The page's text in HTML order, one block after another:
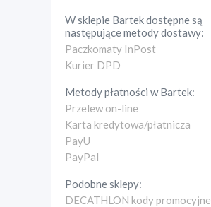
W sklepie Bartekdostępne są
następujące metody dostawy:
Paczkomaty InPost
Kurier DPD
Metody płatności wBartek:
Przelew on-line
Karta kredytowa/płatnicza
PayU
PayPal
Podobne sklepy:
DECATHLON kody promocyjne